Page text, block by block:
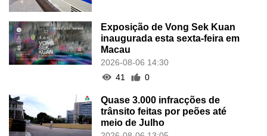
Exposição de Vong Sek Kuan
inaugurada esta sexta-feira em
Macau
2026-08-06 14:30
41
0
Quase 3.000 infracções de
trânsito feitas por peões até
meio de Julho